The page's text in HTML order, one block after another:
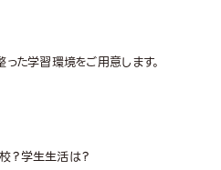
た学習環境をご用意します。
？学生生活は？